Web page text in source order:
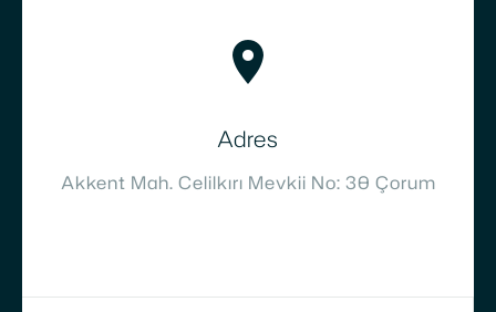
Adres
Akkent Mah. Celilkırı Mevkii No: 30 Çorum